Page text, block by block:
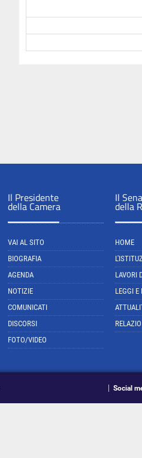
Il Presidente
della Camera
VAI AL SITO
BIOGRAFIA
AGENDA
NOTIZIE
COMUNICATI
DISCORSI
FOTO/VIDEO
Il
della
HOME
LAVORI
LEGGI E
Social